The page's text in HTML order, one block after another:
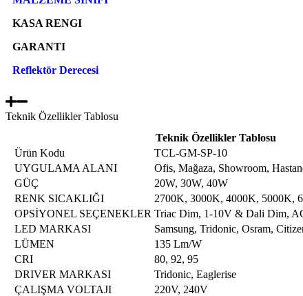
KASA RENGI
GARANTI
Reflektör Derecesi
Teknik Özellikler Tablosu
Teknik Özellikler Tablosu
Ürün Kodu
TCL-GM-SP-10
UYGULAMA ALANI
Ofis, Mağaza, Showroom,
GÜÇ
20W, 30W, 40W
RENK SICAKLIĞI
2700K, 3000K, 4000K, 5000K,
OPSİYONEL SEÇENEKLER Triac Dim, 1-10V & Dali Dim,
LED MARKASI
Samsung, Tridonic, Osram,
LÜMEN
135 Lm/W
CRI
80, 92, 95
DRIVER MARKASI
Tridonic, Eaglerise
ÇALIŞMA VOLTAJI
220V, 240V